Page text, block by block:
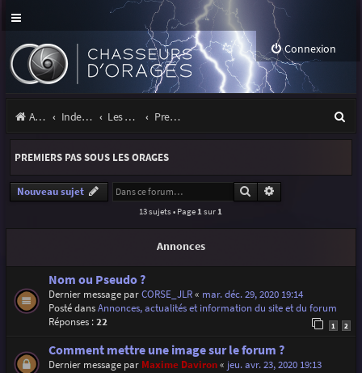
Connexion
Accueil Index du forum Les orages Premiers pas sous les orages
e
r
PREMIERS PAS SOUS LES ORAGES
Nouveau sujet Rechercher
13 sujets • Page 1 sur 1
Annonces
Nom ou Pseudo ?
Dernier message parCORSE_JLR« mar. déc. 29, 2020 19:14
Posté dansAnnonces, actualités et information du site et du forum
Réponses :22 1 2
Comment mettre une image sur le forum ?
Dernier message par Maxime Daviron« jeu. avr. 23, 2020 19:13